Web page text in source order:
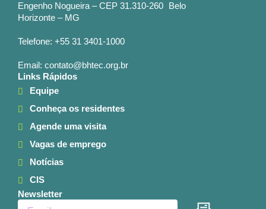
Engenho Nogueira – CEP 31.310-260 Belo
Horizonte – MG
Telefone: +55 31 3401-1000
Email: contato@bhtec.org.br
Links Rápidos
Equipe
Conheça os residentes
Agende uma visita
Vagas de emprego
Notícias
CIS
Newsletter